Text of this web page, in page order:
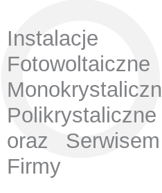
Fotowoltaiczne
oraz
Firmy